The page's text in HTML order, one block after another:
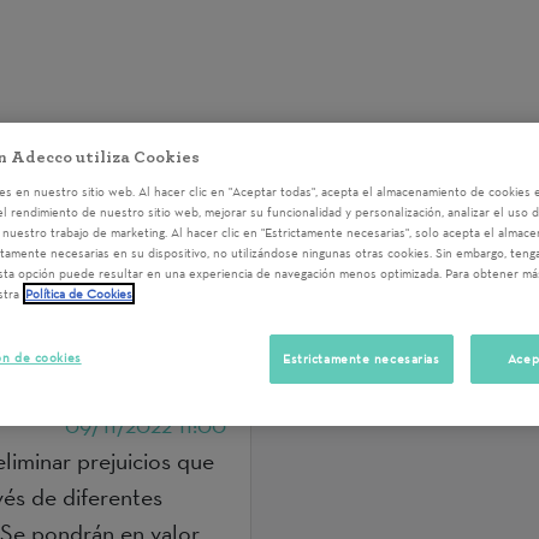
del 09/11/
CON
VILA
09/11/2022 11:00
prejuicios que
de diferentes
Adecco utiliza Cookies
en nuestro sitio web. Al hacer clic en "Aceptar todas", acepta el almacenamiento de cookies
rendimiento de nuestro sitio web, mejorar su funcionalidad y personalización, analizar el uso
trabajo de marketing. Al hacer clic en "Estrictamente necesarias", solo acepta el
necesarias en su dispositivo, no utilizándose ningunas otras cookies. Sin embargo,
opción puede resultar en una experiencia de navegación menos optimizada. Para obtener
Política de Cookies
Estrictamente necesarias
de cookies